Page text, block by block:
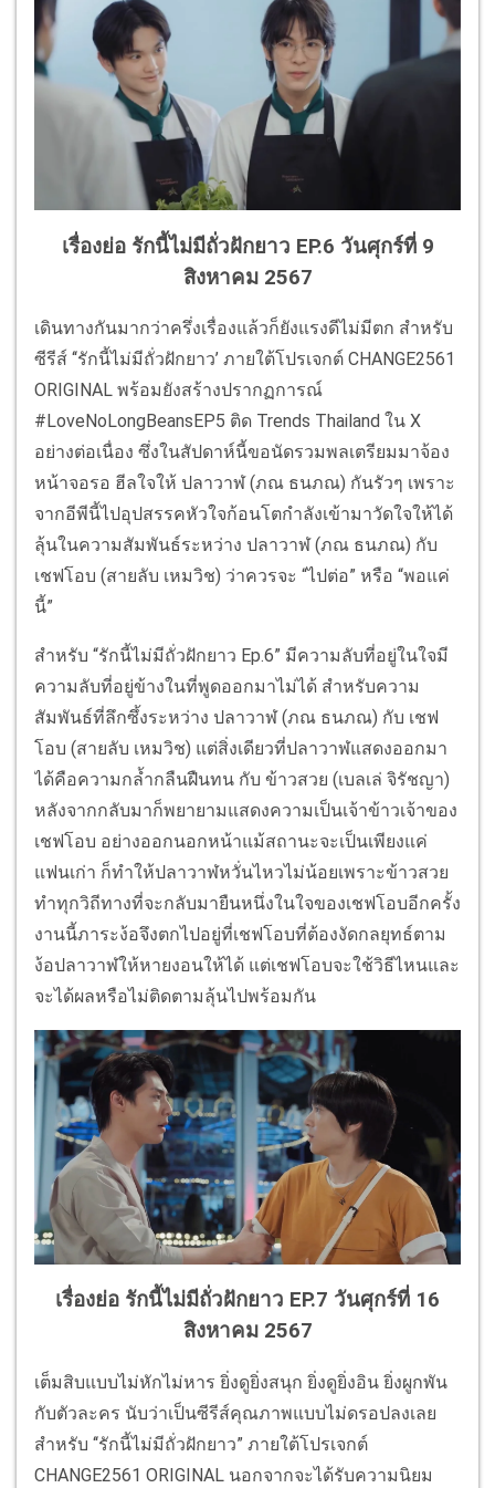
เรื่องย่อ รักนี้ไม่มีถั่วฝักยาว EP.6 วันศุกร์ที่ 9
สิงหาคม 2567
เดินทางกันมากว่าครึ่งเรื่องแล้วก็ยังแรงดีไม่มีตก สำหรับ
ซีรีส์ ‘‘รักนี้ไม่มีถั่วฝักยาว’ ภายใต้โปรเจกต์ CHANGE2561
ORIGINAL พร้อมยังสร้างปรากฏการณ์
#LoveNoLongBeansEP5 ติด Trends Thailand ใน X
อย่างต่อเนื่อง ซึ่งในสัปดาห์นี้ขอนัดรวมพลเตรียมมาจ้อง
หน้าจอรอ ฮีลใจให้ ปลาวาฬ (ภณ ธนภณ) กันรัวๆ เพราะ
จากอีพีนี้ไปอุปสรรคหัวใจก้อนโตกำลังเข้ามาวัดใจให้ได้
ลุ้นในความสัมพันธ์ระหว่าง ปลาวาฬ (ภณ ธนภณ) กับ
เชฟโอบ (สายลับ เหมวิช) ว่าควรจะ “ไปต่อ” หรือ “พอแค่
นี้”
สำหรับ “รักนี้ไม่มีถั่วฝักยาว Ep.6” มีความลับที่อยู่ในใจมี
ความลับที่อยู่ข้างในที่พูดออกมาไม่ได้ สำหรับความ
สัมพันธ์ที่ลึกซึ้งระหว่าง ปลาวาฬ (ภณ ธนภณ) กับ เชฟ
โอบ (สายลับ เหมวิช) แต่สิ่งเดียวที่ปลาวาฬแสดงออกมา
ได้คือความกล้ำกลืนฝืนทน กับ ข้าวสวย (เบลเล่ จิรัชญา)
หลังจากกลับมาก็พยายามแสดงความเป็นเจ้าข้าวเจ้าของ
เชฟโอบ อย่างออกนอกหน้าแม้สถานะจะเป็นเพียงแค่
แฟนเก่า ก็ทำให้ปลาวาฬหวั่นไหวไม่น้อยเพราะข้าวสวย
ทำทุกวิถีทางที่จะกลับมายืนหนึ่งในใจของเชฟโอบอีกครั้ง
งานนี้ภาระง้อจึงตกไปอยู่ที่เชฟโอบที่ต้องงัดกลยุทธ์ตาม
ง้อปลาวาฬให้หายงอนให้ได้ แต่เชฟโอบจะใช้วิธีไหนและ
จะได้ผลหรือไม่ติดตามลุ้นไปพร้อมกัน
เรื่องย่อ รักนี้ไม่มีถั่วฝักยาว EP.7 วันศุกร์ที่ 16
สิงหาคม 2567
เต็มสิบแบบไม่หักไม่หาร ยิ่งดูยิ่งสนุก ยิ่งดูยิ่งอิน ยิ่งผูกพัน
กับตัวละคร นับว่าเป็นซีรีส์คุณภาพแบบไม่ดรอปลงเลย
สำหรับ ‘‘รักนี้ไม่มีถั่วฝักยาว” ภายใต้โปรเจกต์
CHANGE2561 ORIGINAL นอกจากจะได้รับความนิยม